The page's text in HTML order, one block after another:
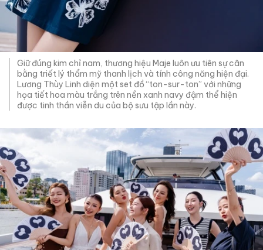
Giữ đúng kim chỉ nam, thương hiệu Maje luôn ưu tiên sự cân
bằng triết lý thẩm mỹ thanh lịch và tính công năng hiện đại.
Lương Thùy Linh diện một set đồ “ton-sur-ton” với những
họa tiết hoa màu trắng trên nền xanh navy đậm thể hiện
được tinh thần viễn du của bộ sưu tập lần này.